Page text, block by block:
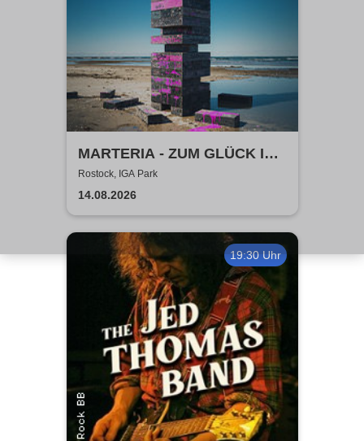
MARTERIA - ZUM GLÜCK IN
DIE ZUKUNFT TOUR 2026
Rostock, IGA Park
14.08.2026
19:30 Uhr